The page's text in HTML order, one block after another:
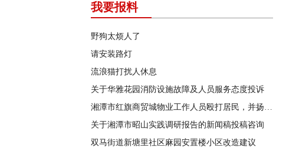
我要报料
野狗太烦人了
请安装路灯
流浪猫打扰人休息
关于华雅花园消防设施故障及人员服务态度投诉
湘潭市红旗商贸城物业工作人员殴打居民，并扬言恐吓“我打死你有冯友根负责”
关于湘潭市昭山实践调研报告的新闻稿投稿咨询
双马街道新塘里社区麻园安置楼小区改造建议